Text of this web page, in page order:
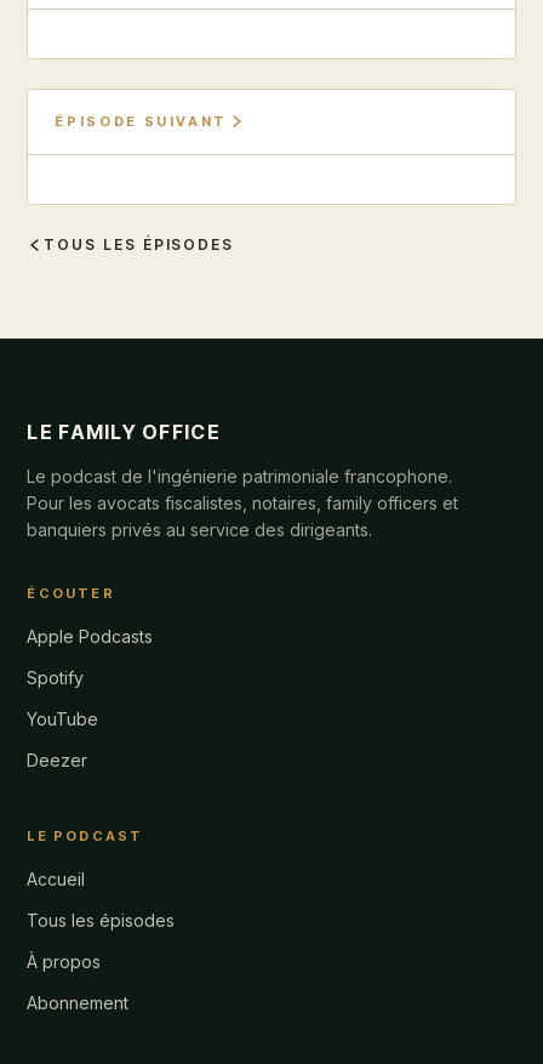
ÉPISODE SUIVANT
TOUS LES ÉPISODES
LE FAMILY OFFICE
Le podcast de l'ingénierie patrimoniale francophone.
Pour les avocats fiscalistes, notaires, family officers et
banquiers privés au service des dirigeants.
ÉCOUTER
Apple Podcasts
Spotify
YouTube
Deezer
LE PODCAST
Accueil
Tous les épisodes
À propos
Abonnement